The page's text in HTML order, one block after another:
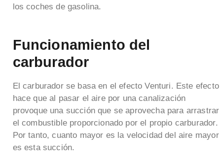
los coches de gasolina.
Funcionamiento del
carburador
El carburador se basa en el efecto Venturi. Este efecto
hace que al pasar el aire por una canalización
provoque una succión que se aprovecha para arrastrar
el combustible proporcionado por el propio carburador.
Por tanto, cuanto mayor es la velocidad del aire mayor
es esta succión.